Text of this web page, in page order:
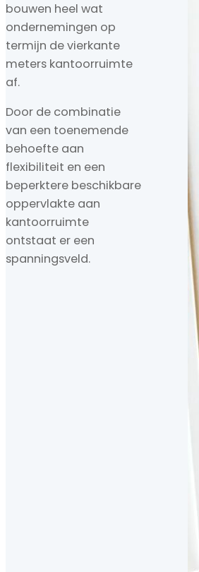
bouwen heel wat
ondernemingen op
termijn de vierkante
meters kantoorruimte
af.
Door de combinatie
van een toenemende
behoefte aan
flexibiliteit en een
beperktere beschikbare
oppervlakte aan
kantoorruimte
ontstaat er een
spanningsveld.